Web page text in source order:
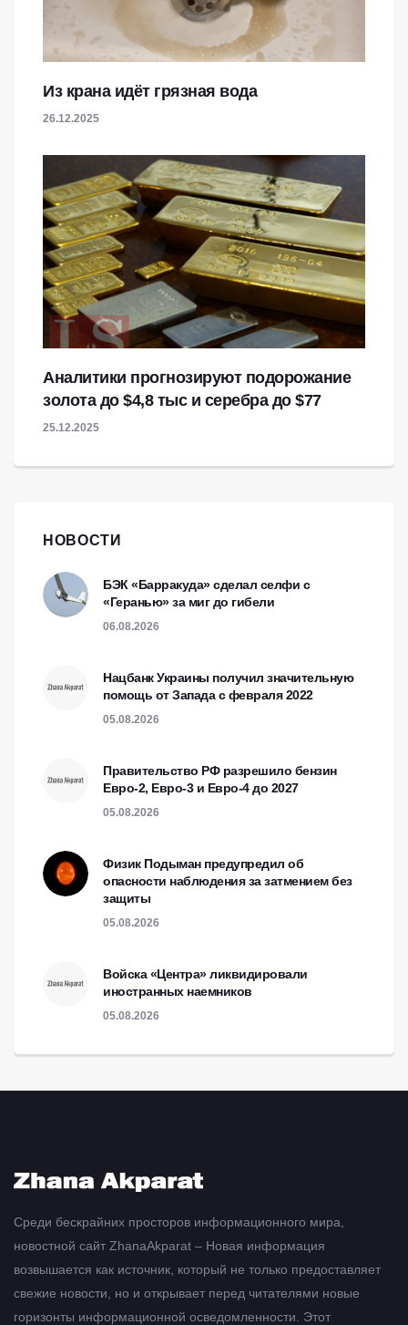
Из крана идёт грязная вода
26.12.2025
Аналитики прогнозируют подорожание
золота до $4,8 тыс и серебра до $77
25.12.2025
НОВОСТИ
БЭК «Барракуда» сделал селфи с
«Геранью» за миг до гибели
06.08.2026
Нацбанк Украины получил значительную
помощь от Запада с февраля 2022
05.08.2026
Правительство РФ разрешило бензин
Евро-2, Евро-3 и Евро-4 до 2027
05.08.2026
Физик Подыман предупредил об
опасности наблюдения за затмением без
защиты
05.08.2026
Войска «Центра» ликвидировали
иностранных наемников
05.08.2026
Среди бескрайних просторов информационного мира,
новостной сайт ZhanaAkparat – Новая информация
возвышается как источник, который не только предоставляет
свежие новости, но и открывает перед читателями новые
горизонты информационной осведомленности. Этот